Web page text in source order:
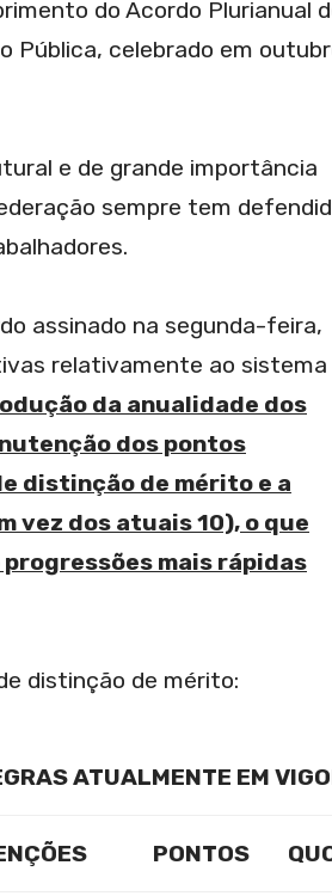
do Acordo Plurianual
Pública, celebrado em
e de grande importância
sempre tem
assinado na segunda-feira,
relativamente ao sistema
da anualidade dos
dos pontos
distinção de mérito e a
vez dos atuais 10), o que
mais rápidas
distinção de mérito:
ATUALMENTE EM
PONTOS